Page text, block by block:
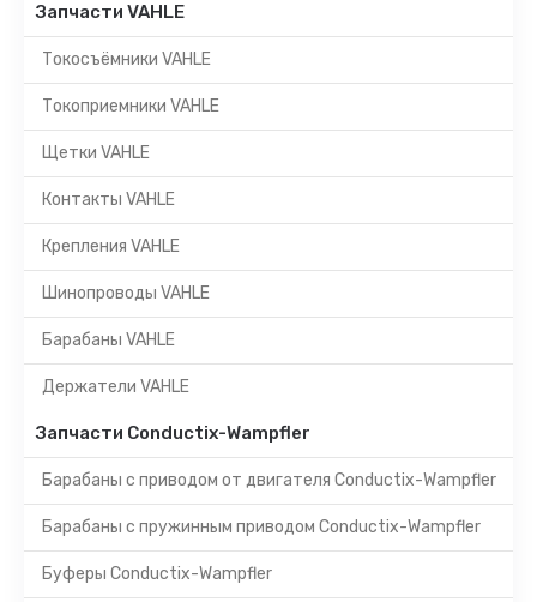
Запчасти VAHLE
Токосъёмники VAHLE
Токоприемники VAHLE
Щетки VAHLE
Контакты VAHLE
Крепления VAHLE
Шинопроводы VAHLE
Барабаны VAHLE
Держатели VAHLE
Запчасти Conductix-Wampfler
Барабаны с приводом от двигателя Conductix-Wampfler
Барабаны с пружинным приводом Conductix-Wampfler
Буферы Conductix-Wampfler